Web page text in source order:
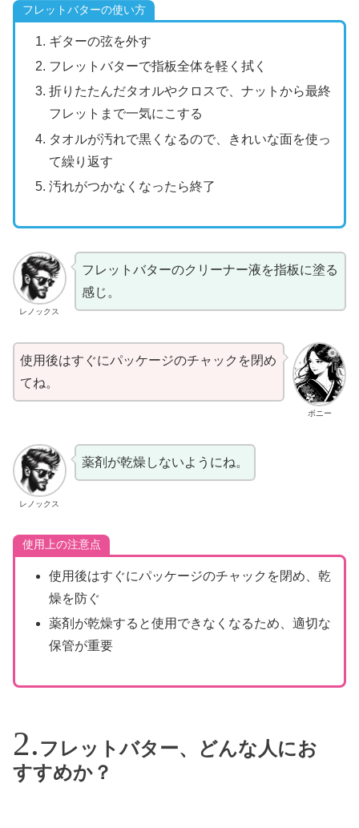
フレットバターの使い方
ギターの弦を外す
フレットバターで指板全体を軽く拭く
折りたたんだタオルやクロスで、ナットから最終
フレットまで一気にこする
タオルが汚れで黒くなるので、きれいな面を使っ
て繰り返す
汚れがつかなくなったら終了
レノックス
フレットバターのクリーナー液を指板に塗る
感じ。
ボニー
使用後はすぐにパッケージのチャックを閉め
てね。
レノックス
薬剤が乾燥しないようにね。
使用上の注意点
使用後はすぐにパッケージのチャックを閉め、乾
燥を防ぐ
薬剤が乾燥すると使用できなくなるため、適切な
保管が重要
フレットバター、どんな人にお
すすめか？